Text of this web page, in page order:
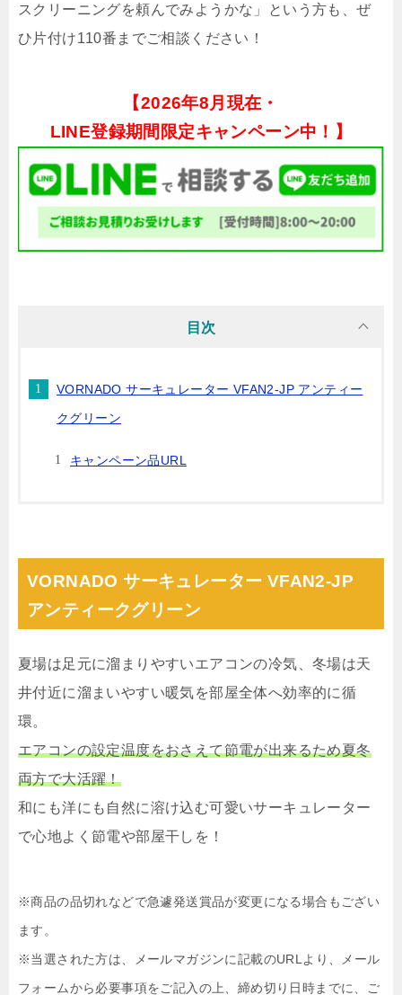
スクリーニングを頼んでみようかな」という方も、ぜ
ひ片付け110番までご相談ください！
【2026年8月現在・
LINE登録期間限定キャンペーン中！】
目次
VORNADO サーキュレーター VFAN2-JP アンティー
クグリーン
キャンペーン品URL
VORNADO サーキュレーター VFAN2-JP
アンティークグリーン
夏場は足元に溜まりやすいエアコンの冷気、冬場は天
井付近に溜まいやすい暖気を部屋全体へ効率的に循
環。
エアコンの設定温度をおさえて節電が出来るため夏冬
両方で大活躍！
和にも洋にも自然に溶け込む可愛いサーキュレーター
で心地よく節電や部屋干しを！
※商品の品切れなどで急遽発送賞品が変更になる場合もござい
ます。
※当選された方は、メールマガジンに記載のURLより、メール
フォームから必要事項をご記入の上、締め切り日時までに、ご